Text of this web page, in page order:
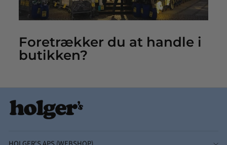
Foretrækker du at handle i
butikken?